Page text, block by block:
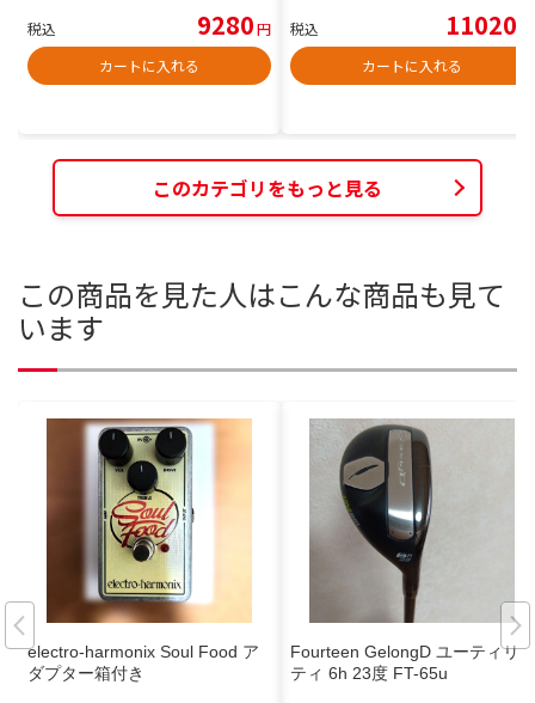
税込 9280円
カートに入れる
税込 11020
カートに入れる
このカテゴリをもっと見る
この商品を見た人はこんな商品も見て
います
electro-harmonix Soul Food ア
ダプター箱付き
Fourteen GelongD ユーティリ
ティ 6h 23度 FT-65u